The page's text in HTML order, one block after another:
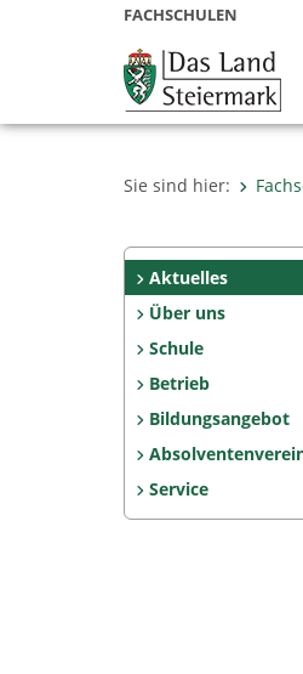
FACHSCHULEN
Sie sind hier:
Aktuelles
Über uns
Schule
Betrieb
Bildungsangebot
Service